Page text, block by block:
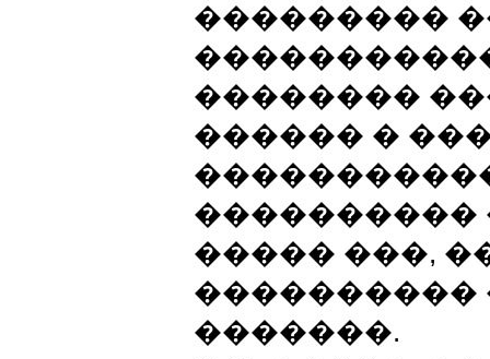
���������
��������
������ �
����������
����� ���,
����������
�������.